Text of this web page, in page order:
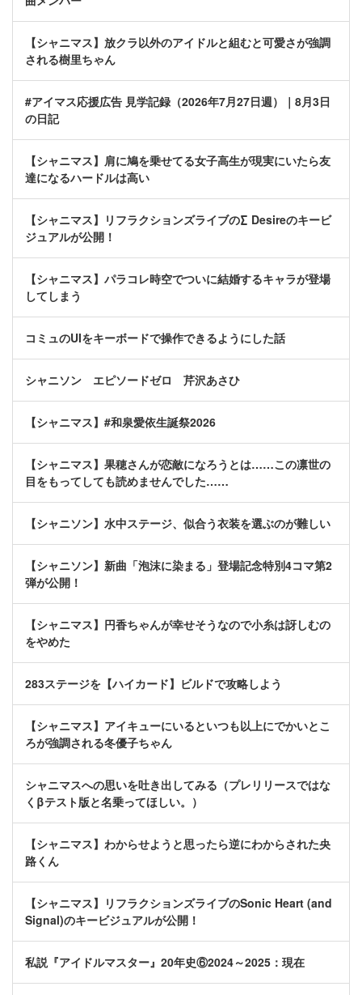
【シャニマス】放クラ以外のアイドルと組むと可愛さが強調
される樹里ちゃん
#アイマス応援広告 見学記録（2026年7月27日週）｜8月3日
の日記
【シャニマス】肩に鳩を乗せてる女子高生が現実にいたら友
達になるハードルは高い
【シャニマス】リフラクションズライブの∑ Desireのキービ
ジュアルが公開！
【シャニマス】パラコレ時空でついに結婚するキャラが登場
してしまう
コミュのUIをキーボードで操作できるようにした話
シャニソン エピソードゼロ 芹沢あさひ
【シャニマス】#和泉愛依生誕祭2026
【シャニマス】果穂さんが恋敵になろうとは……この凛世の
目をもってしても読めませんでした……
【シャニソン】水中ステージ、似合う衣装を選ぶのが難しい
【シャニソン】新曲「泡沫に染まる」登場記念特別4コマ第2
弾が公開！
【シャニマス】円香ちゃんが幸せそうなので小糸は訝しむの
をやめた
283ステージを【ハイカード】ビルドで攻略しよう
【シャニマス】アイキューにいるといつも以上にでかいとこ
ろが強調される冬優子ちゃん
シャニマスへの思いを吐き出してみる（プレリリースではな
くβテスト版と名乗ってほしい。）
【シャニマス】わからせようと思ったら逆にわからされた央
路くん
【シャニマス】リフラクションズライブのSonic Heart (and
Signal)のキービジュアルが公開！
私説『アイドルマスター』20年史⑥2024～2025：現在